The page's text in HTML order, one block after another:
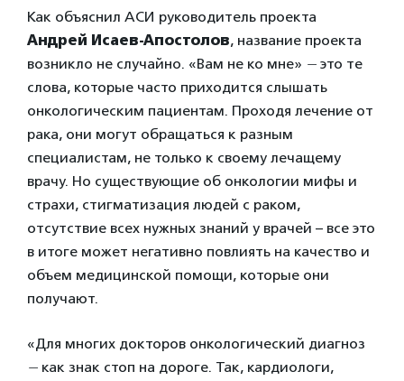
Как объяснил АСИ руководитель проекта
Андрей Исаев-Апостолов, название проекта
возникло не случайно. «Вам не ко мне» — это те
слова, которые часто приходится слышать
онкологическим пациентам. Проходя лечение от
рака, они могут обращаться к разным
специалистам, не только к своему лечащему
врачу. Но существующие об онкологии мифы и
страхи, стигматизация людей с раком,
отсутствие всех нужных знаний у врачей – все это
в итоге может негативно повлиять на качество и
объем медицинской помощи, которые они
получают.
«Для многих докторов онкологический диагноз
— как знак стоп на дороге. Так, кардиологи,